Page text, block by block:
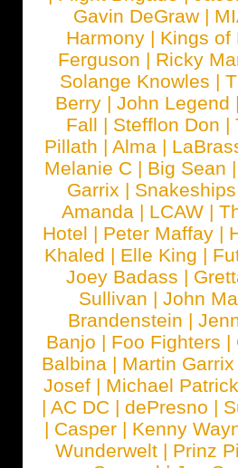
Gavin DeGraw |
Harmony | Kings of
Ferguson | Ricky
Solange Knowles |
Berry |John Legend
Fall | Stefflon Don |
Pillath |Alma |
Melanie C | Big Sean
Garrix |
Amanda | LCAW |
Hotel | Peter Maffay |
Khaled | Elle King |
Joey Badass |
Sullivan | John
Brandenstein |
Banjo | Foo Fighters |
Balbina | Martin
Josef | Michael
|AC DC |dePresno |
| Casper | Kenny
Wunderwelt | Prinz